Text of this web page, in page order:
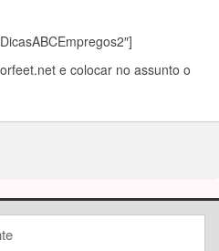
e colocar no assunto o